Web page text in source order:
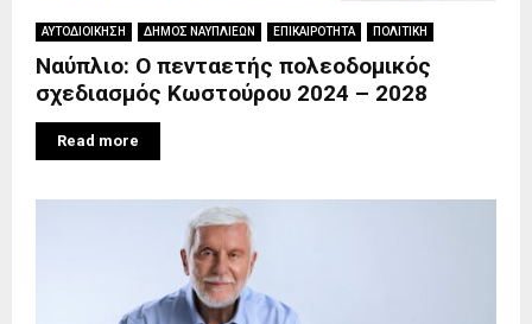
ΑΥΤΟΔΙΟΙΚΗΣΗ ΔΗΜΟΣ ΝΑΥΠΛΙΕΩΝ ΕΠΙΚΑΙΡΟΤΗΤΑ ΠΟΛΙΤΙΚΗ
Ναύπλιο: Ο πενταετής πολεοδομικός
σχεδιασμός Κωστούρου 2024 – 2028
Read more